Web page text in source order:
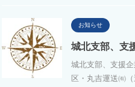
お知らせ
城北支部、支
城北支部、支援
区・丸吉運送㈲